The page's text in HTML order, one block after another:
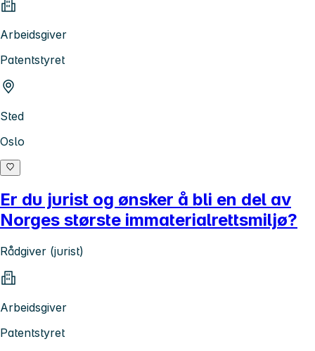
Arbeidsgiver
Patentstyret
Sted
Oslo
Er du jurist og ønsker å bli en del av
Norges største immaterialrettsmiljø?
Rådgiver (jurist)
Arbeidsgiver
Patentstyret